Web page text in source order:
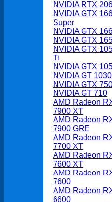
NVIDIA RTX
NVIDIA GTX
Super
NVIDIA GTX
NVIDIA GTX
NVIDIA GTX
Ti
NVIDIA GTX
NVIDIA GT 1030
NVIDIA GTX
NVIDIA GT 710
AMD Radeon
7900 XT
AMD Radeon
7900 GRE
AMD Radeon
7700 XT
AMD Radeon
7600 XT
AMD Radeon
7600
AMD Radeon
6600